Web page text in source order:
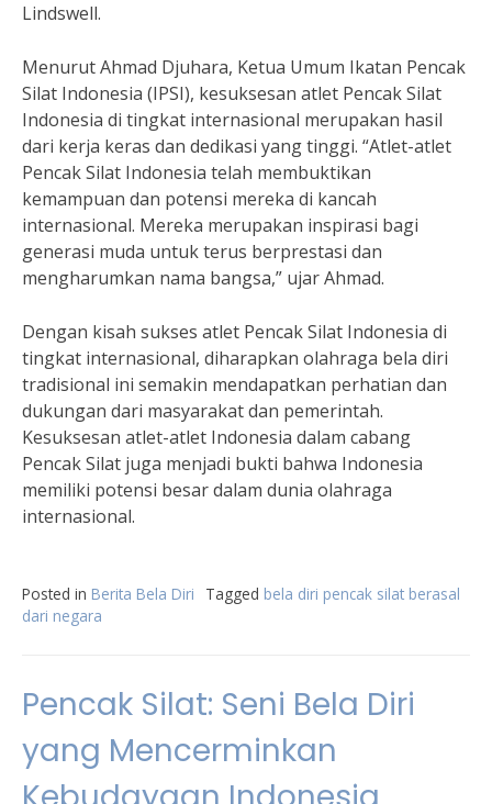
Lindswell.
Menurut Ahmad Djuhara, Ketua Umum Ikatan Pencak
Silat Indonesia (IPSI), kesuksesan atlet Pencak Silat
Indonesia di tingkat internasional merupakan hasil
dari kerja keras dan dedikasi yang tinggi. “Atlet-atlet
Pencak Silat Indonesia telah membuktikan
kemampuan dan potensi mereka di kancah
internasional. Mereka merupakan inspirasi bagi
generasi muda untuk terus berprestasi dan
mengharumkan nama bangsa,” ujar Ahmad.
Dengan kisah sukses atlet Pencak Silat Indonesia di
tingkat internasional, diharapkan olahraga bela diri
tradisional ini semakin mendapatkan perhatian dan
dukungan dari masyarakat dan pemerintah.
Kesuksesan atlet-atlet Indonesia dalam cabang
Pencak Silat juga menjadi bukti bahwa Indonesia
memiliki potensi besar dalam dunia olahraga
internasional.
Posted in Berita Bela Diri Tagged bela diri pencak silat berasal
dari negara
Pencak Silat: Seni Bela Diri
yang Mencerminkan